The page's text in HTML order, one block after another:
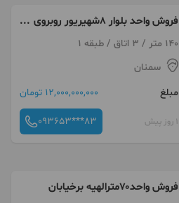
فروش واحد بلوار ۸شهیریور روبروی
مسجد المهدی
140 متر / 3 اتاق / طبقه 1
سمنان
مبلغ
12,000,000,000 تومان
1 روز پیش 093653***83
فروش واحد۷۰مترالهیه برخیابان